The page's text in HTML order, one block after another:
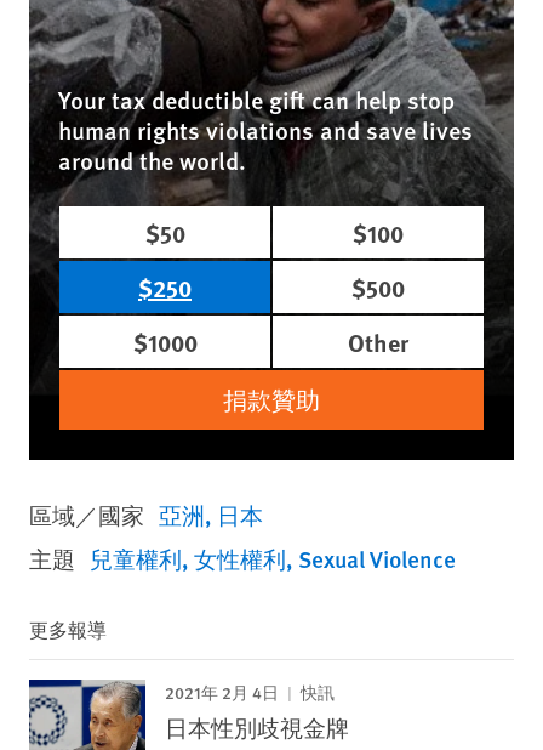
Your tax deductible gift can help stop
human rights violations and save lives
around the world.
$50
$100
$250
$500
$1000
Other
捐款贊助
區域／國家 亞洲 日本
主題 兒童權利 女性權利 Sexual Violence
更多報導
2021年 2月 4日 快訊
日本性別歧視金牌